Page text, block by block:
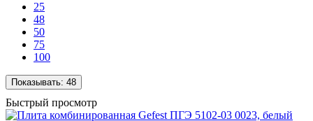
25
48
50
75
100
Показывать: 48
Быстрый просмотр